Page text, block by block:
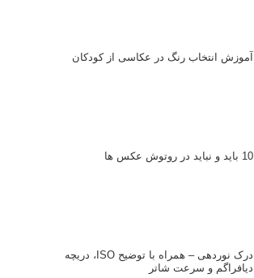
آموزش انتخاب رنگ در عکاسی از کودکان
10 باید و نباید در روتوش عکس ها
درک نوردهی – همراه با توضیح ISO، دریچه
دیافراگم و سرعت شاتر